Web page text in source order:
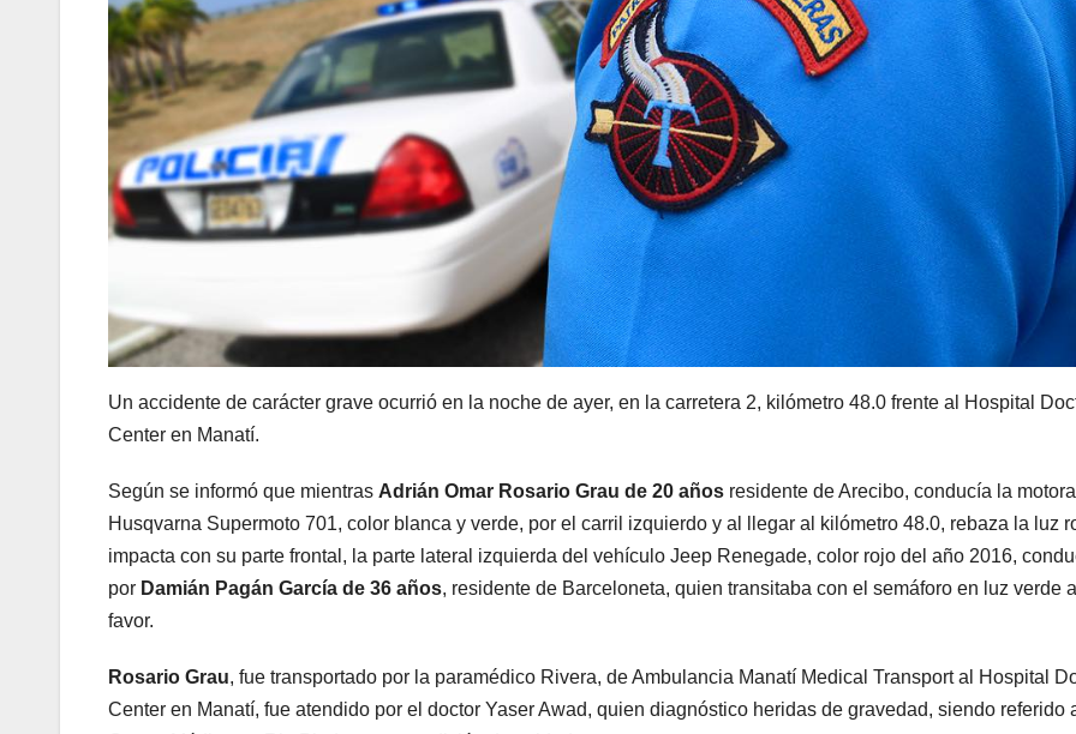
Un accidente de carácter grave ocurrió en la noche de ayer, en la carretera 2, kilómetro 48.0 frente al Hospital
Center en Manatí.
Según se informó que mientras Adrián Omar Rosario Grau de 20 años residente de Arecibo, conducía la motora
Husqvarna Supermoto 701, color blanca y verde, por el carril izquierdo y al llegar al kilómetro 48.0, rebaza la luz
impacta con su parte frontal, la parte lateral izquierda del vehículo Jeep Renegade, color rojo del año 2016,
por Damián Pagán García de 36 años, residente de Barceloneta, quien transitaba con el semáforo en luz verde
favor.
Rosario Grau, fue transportado por la paramédico Rivera, de Ambulancia Manatí Medical Transport al Hospital
Center en Manatí, fue atendido por el doctor Yaser Awad, quien diagnóstico heridas de gravedad, siendo referido